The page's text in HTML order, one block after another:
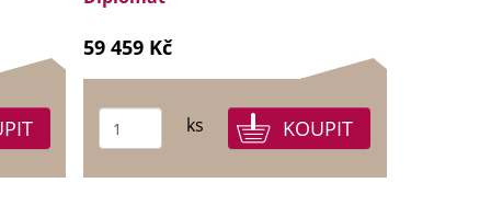
59 459 Kč
ks